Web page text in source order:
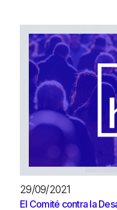
29/09/2021
El Comité contra la